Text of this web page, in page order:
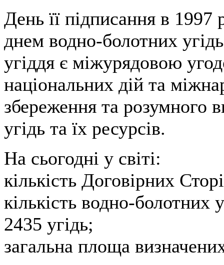
День її підписання в
днем водно-болотних
угіддя є міжурядовою
національних дій та
збереження та розумного
угідь та їх ресурсів.
На сьогодні у світі:
кількість Договірних
кількість водно-болотних
2435 угідь;
загальна площа